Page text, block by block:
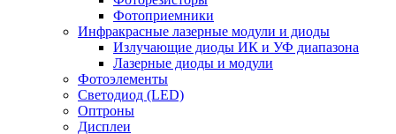
Фотоприемники
Инфракрасные лазерные модули и диоды
Излучающие диоды ИК и УФ диапазона
Лазерные диоды и модули
Фотоэлементы
Светодиод (LED)
Оптроны
Дисплеи